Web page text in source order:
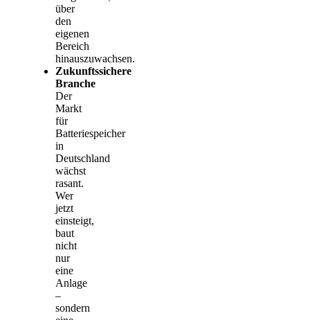
über
den
eigenen
Bereich
hinauszuwachsen.
Zukunftssichere
Branche
Der
Markt
für
Batteriespeicher
in
Deutschland
wächst
rasant.
Wer
jetzt
einsteigt,
baut
nicht
nur
eine
Anlage
–
sondern